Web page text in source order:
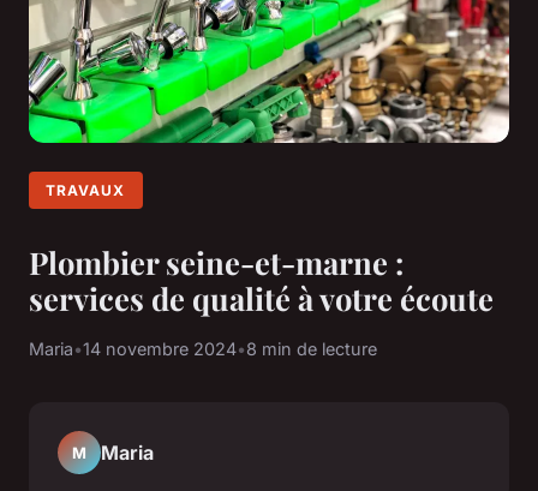
TRAVAUX
Plombier seine-et-marne :
services de qualité à votre écoute
Maria•14 novembre 2024•8 min de lecture
M Maria